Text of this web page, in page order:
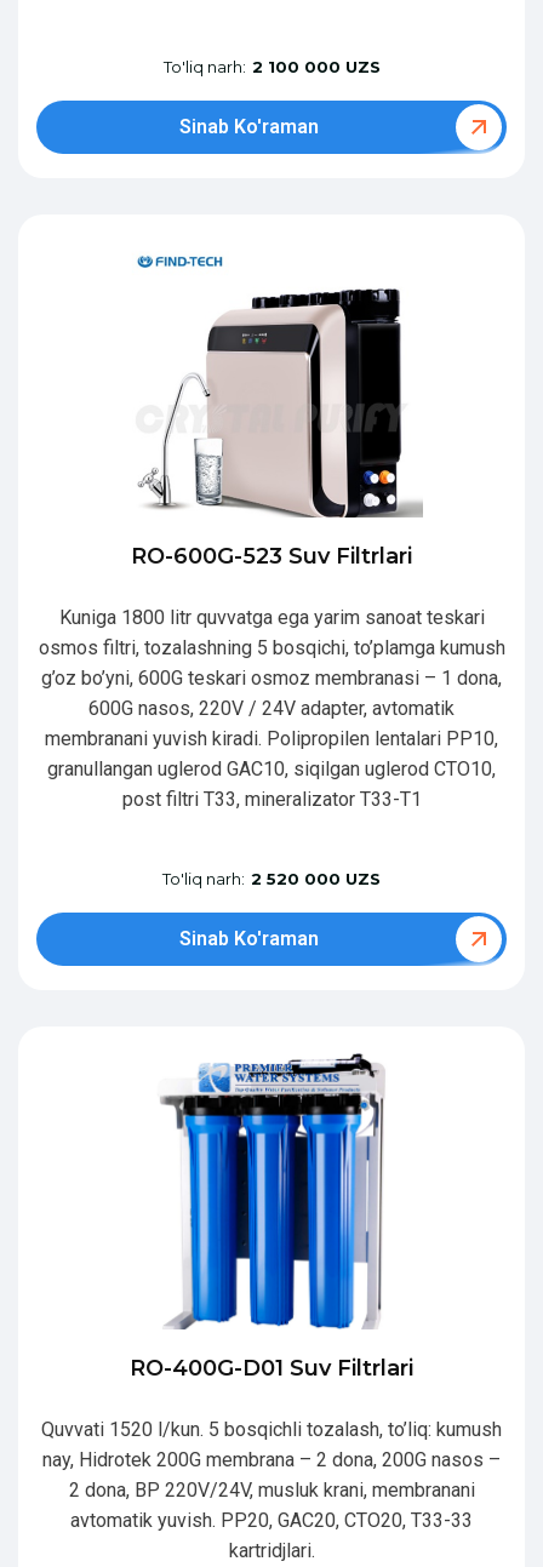
To'liq narh: 2 100 000 UZS
Sinab Ko'raman
RO-600G-523 Suv Filtrlari
Kuniga 1800 litr quvvatga ega yarim sanoat teskari
osmos filtri, tozalashning 5 bosqichi, to’plamga kumush
g’oz bo’yni, 600G teskari osmoz membranasi – 1 dona,
600G nasos, 220V / 24V adapter, avtomatik
membranani yuvish kiradi. Polipropilen lentalari PP10,
granullangan uglerod GAC10, siqilgan uglerod CTO10,
post filtri T33, mineralizator T33-T1
To'liq narh: 2 520 000 UZS
Sinab Ko'raman
RO-400G-D01 Suv Filtrlari
Quvvati 1520 l/kun. 5 bosqichli tozalash, to’liq: kumush
nay, Hidrotek 200G membrana – 2 dona, 200G nasos –
2 dona, BP 220V/24V, musluk krani, membranani
avtomatik yuvish. PP20, GAC20, CTO20, T33-33
kartridjlari.